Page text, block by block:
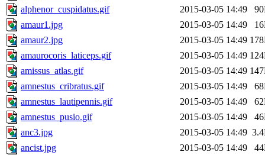
alphenor_cuspidatus.gif
2015-03-05 14:49
amaur1.jpg
2015-03-05 14:49
amaur2.jpg
2015-03-05 14:49
amaurocoris_laticeps.gif
2015-03-05 14:49
amissus_atlas.gif
2015-03-05 14:49
amnestus_cribratus.gif
2015-03-05 14:49
amnestus_lautipennis.gif
2015-03-05 14:49
amnestus_pusio.gif
2015-03-05 14:49
anc3.jpg
2015-03-05 14:49
ancist.jpg
2015-03-05 14:49